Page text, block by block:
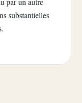
substantielles
.